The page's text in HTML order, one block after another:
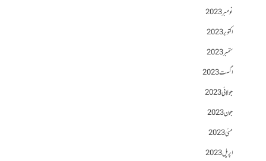
نومبر 2023
اکتوبر 2023
ستمبر 2023
اگست 2023
جولائی 2023
جون 2023
مئی 2023
اپریل 2023